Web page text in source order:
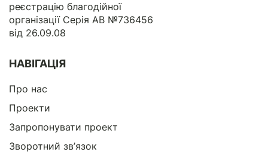
реєстрацію благодійної
організації Серія АВ №736456
від 26.09.08
НАВІГАЦІЯ
Про нас
Проекти
Запропонувати проект
Зворотний зв’язок